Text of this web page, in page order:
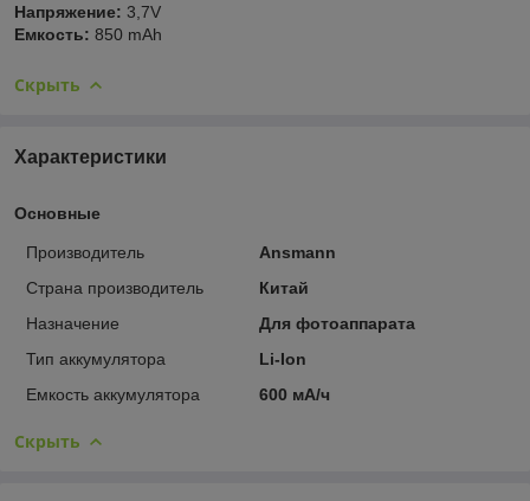
Напряжение: 3,7V
Емкость: 850 mAh
Скрыть
Характеристики
Основные
Производитель
Ansmann
Страна производитель
Китай
Назначение
Для фотоаппарата
Тип аккумулятора
Li-Ion
Емкость аккумулятора
600 мА/ч
Скрыть